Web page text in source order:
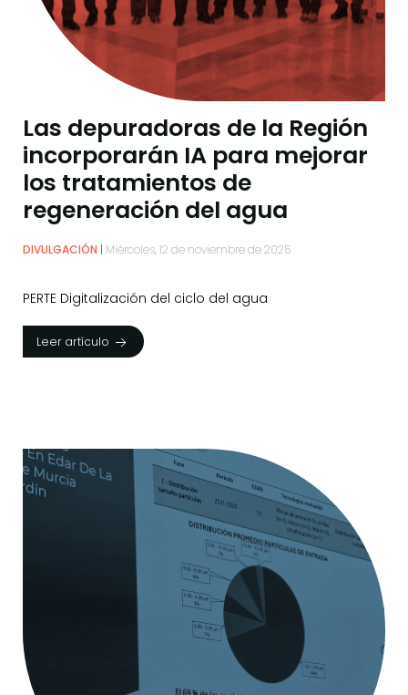
Las depuradoras de la Región
incorporarán IA para mejorar
los tratamientos de
regeneración del agua
DIVULGACIÓN Miércoles, 12 de noviembre de 2025
PERTE Digitalización del ciclo del agua
Leer artículo